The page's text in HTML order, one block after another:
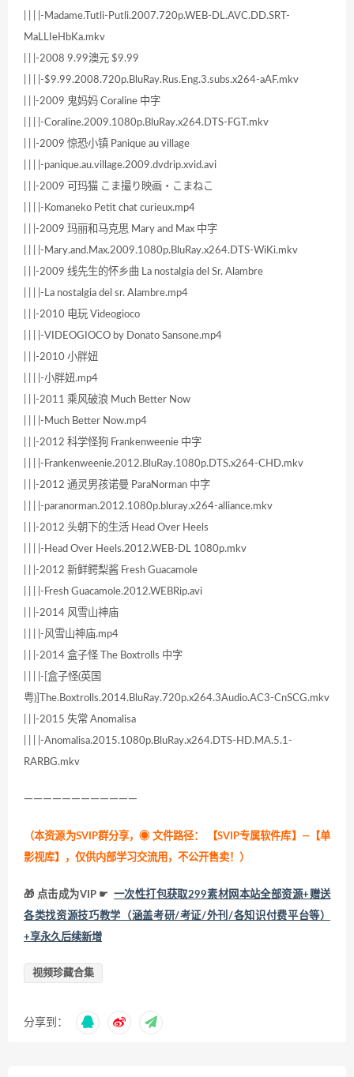
| | | |-Madame.Tutli-Putli.2007.720p.WEB-DL.AVC.DD.SRT-
MaLLIeHbKa.mkv
| | |-2008 9.99澳元 $9.99
| | | |-$9.99.2008.720p.BluRay.Rus.Eng.3.subs.x264-aAF.mkv
| | |-2009 鬼妈妈 Coraline 中字
| | | |-Coraline.2009.1080p.BluRay.x264.DTS-FGT.mkv
| | |-2009 惊恐小镇 Panique au village
| | | |-panique.au.village.2009.dvdrip.xvid.avi
| | |-2009 可玛猫 こま撮り映画・こまねこ
| | | |-Komaneko Petit chat curieux.mp4
| | |-2009 玛丽和马克思 Mary and Max 中字
| | | |-Mary.and.Max.2009.1080p.BluRay.x264.DTS-WiKi.mkv
| | |-2009 线先生的怀乡曲 La nostalgia del Sr. Alambre
| | | |-La nostalgia del sr. Alambre.mp4
| | |-2010 电玩 Videogioco
| | | |-VIDEOGIOCO by Donato Sansone.mp4
| | |-2010 小胖妞
| | | |-小胖妞.mp4
| | |-2011 乘风破浪 Much Better Now
| | | |-Much Better Now.mp4
| | |-2012 科学怪狗 Frankenweenie 中字
| | | |-Frankenweenie.2012.BluRay.1080p.DTS.x264-CHD.mkv
| | |-2012 通灵男孩诺曼 ParaNorman 中字
| | | |-paranorman.2012.1080p.bluray.x264-alliance.mkv
| | |-2012 头朝下的生活 Head Over Heels
| | | |-Head Over Heels.2012.WEB-DL 1080p.mkv
| | |-2012 新鲜鳄梨酱 Fresh Guacamole
| | | |-Fresh Guacamole.2012.WEBRip.avi
| | |-2014 风雪山神庙
| | | |-风雪山神庙.mp4
| | |-2014 盒子怪 The Boxtrolls 中字
| | | |-[盒子怪(英国
粤)]The.Boxtrolls.2014.BluRay.720p.x264.3Audio.AC3-CnSCG.mkv
| | |-2015 失常 Anomalisa
| | | |-Anomalisa.2015.1080p.BluRay.x264.DTS-HD.MA.5.1-
RARBG.mkv
————————————
（本资源为SVIP群分享，◉ 文件路径： 【SVIP专属软件库】 —【单
影视库】，仅供内部学习交流用，不公开售卖！ ）
🎁 点击成为VIP ☛ 一次性打包获取299素材网本站全部资源+赠送
各类找资源技巧教学（涵盖考研/考证/外刊/各知识付费平台等）
+享永久后续新增
视频珍藏合集
分享到：